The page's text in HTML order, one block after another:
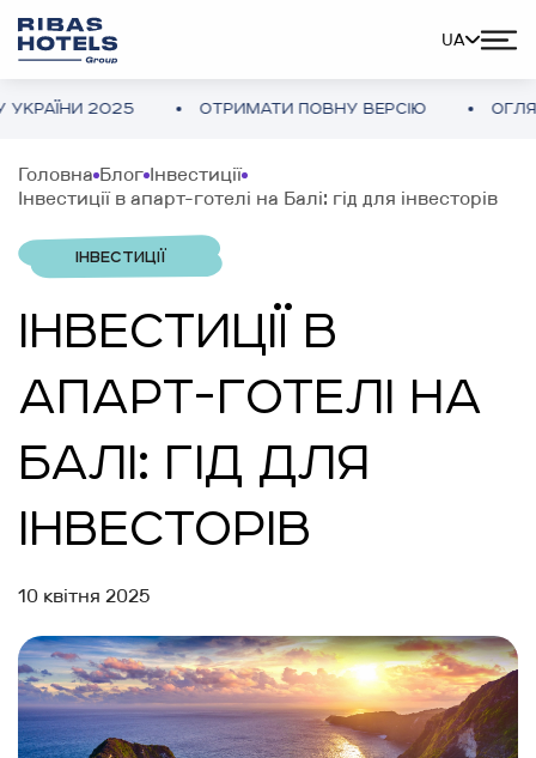
UA
ОТРИМАТИ ПОВНУ ВЕРСІЮ ОГЛЯД
Головна Блог Інвестиції
Інвестиції в апарт-готелі на Балі: гід для інвесторів
ІНВЕСТИЦІЇ
ІНВЕСТИЦІЇ В
АПАРТ-ГОТЕЛІ НА
БАЛІ: ГІД ДЛЯ
ІНВЕСТОРІВ
10 квітня 2025